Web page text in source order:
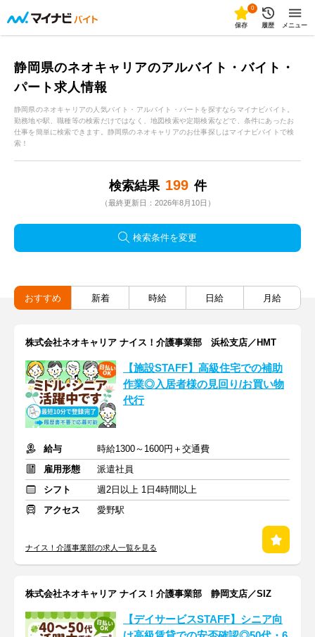
0
保存 履歴 メニュー
静岡県のネオキャリアのアルバイト・バイト・
パート求人情報
静岡県のネオキャリアの人気バイト・アルバイト・パートを探すならマイナビバイト。
勤務地や駅、職種等の検索だけではなく、地図検索や定期検索などで、条件にあったお
仕事を簡単に検索できます。静岡県のネオキャリアのお仕事探しはマイナビバイトで検
索！
検索結果 199 件
（最終更新日：2026年8月10日）
検索条件を変更
おすすめ 新着 時給 日給 月給
株式会社ネオキャリア ナイス！介護事業部 浜松支店／HMT
【施設STAFF】高級住宅での補助
作業◎入居者様の見回り/お買い物
代行
給与
時給1300～1600円＋交通費
雇用形態
派遣社員
シフト
週2日以上 1日4時間以上
アクセス
愛野駅
ナイス！介護事業部の求人一覧を見る
株式会社ネオキャリア ナイス！介護事業部 静岡支店／SIZ
【デイサービスSTAFF】シニア向